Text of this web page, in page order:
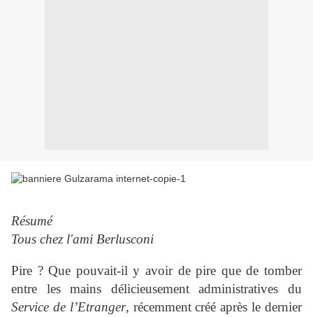
Résumé
Tous chez l'ami Berlusconi
Pire ? Que pouvait-il y avoir de pire que de tomber
entre les mains délicieusement administratives du
Service de l’Etranger, récemment créé après le dernier